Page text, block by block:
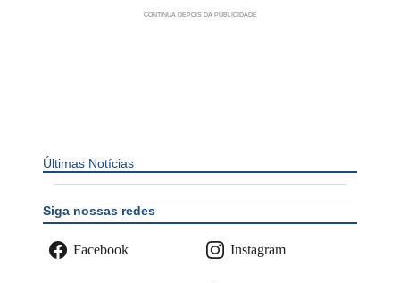
Últimas Notícias
Siga nossas redes
Facebook Instagram